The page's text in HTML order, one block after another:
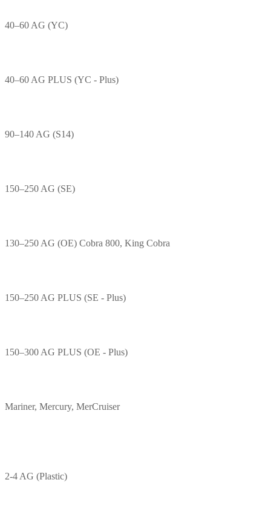
40–60 AG (YC)
40–60 AG PLUS (YC - Plus)
90–140 AG (S14)
150–250 AG (SE)
130–250 AG (OE) Cobra 800, King Cobra
150–250 AG PLUS (SE - Plus)
150–300 AG PLUS (OE - Plus)
Mariner, Mercury, MerCruiser
2-4 AG (Plastic)